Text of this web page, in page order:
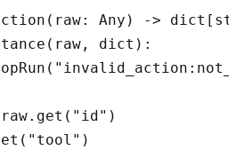
Any) ->
dict):